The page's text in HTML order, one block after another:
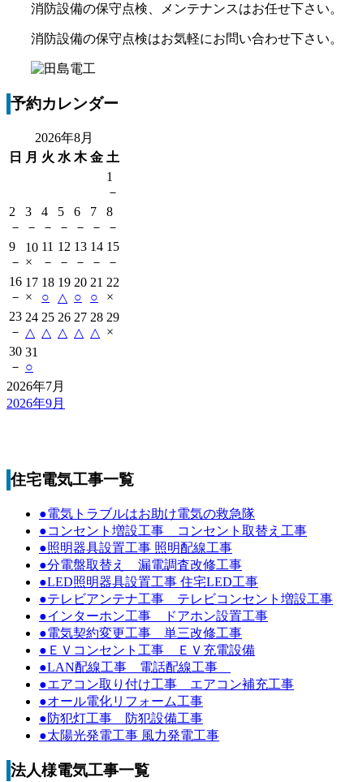
消防設備の保守点検、メンテナンスはお任せ下さい。
消防設備の保守点検はお気軽にお問い合わせ下さい。
予約カレンダー
2026年8月
日
月 火 水 木 金 土
1
－
2
－
3
－
4
－
5
－
6
－
7
－
8
－
9
－
10
×
11
－
12
－
13
－
14
－
15
－
16
－
17
×
18
○
19
△
20
○
21
○
22
×
23
－
24
△
25
△
26
△
27
△
28
△
29
×
30
－
31
○
2026年7月
2026年9月
住宅電気工事一覧
●電気トラブルはお助け電気の救急隊
●コンセント増設工事 コンセント取替え工事
●照明器具設置工事 照明配線工事
●分電盤取替え 漏電調査改修工事
●LED照明器具設置工事 住宅LED工事
●テレビアンテナ工事 テレビコンセント増設工事
●インターホン工事 ドアホン設置工事
●電気契約変更工事 単三改修工事
●ＥＶコンセント工事 ＥＶ充電設備
●LAN配線工事 電話配線工事
●エアコン取り付け工事 エアコン補充工事
●オール電化リフォーム工事
●防犯灯工事 防犯設備工事
●太陽光発電工事 風力発電工事
法人様電気工事一覧